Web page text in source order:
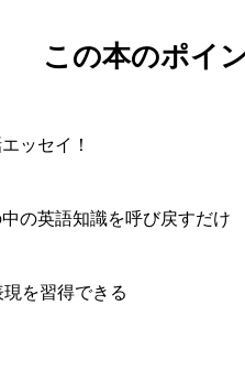
この本のポイ
ッセイ！
の英語知識を呼び戻すだけ
を習得できる